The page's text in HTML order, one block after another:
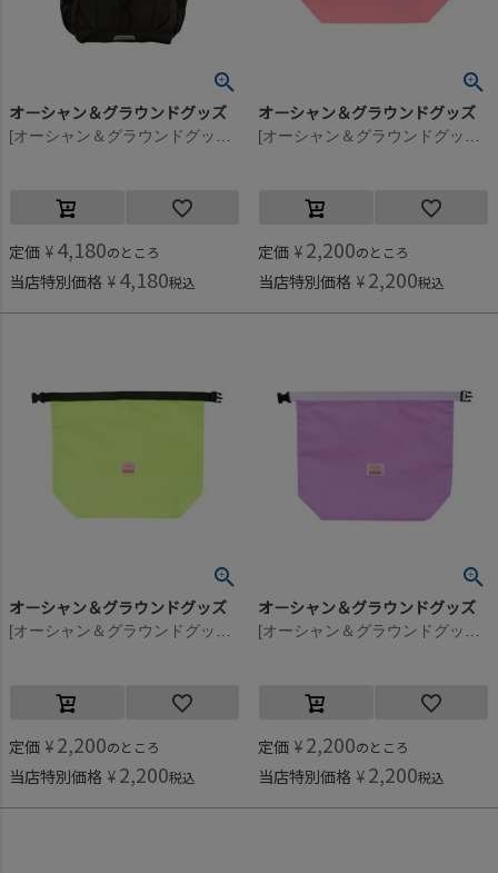
オーシャン＆グラウンドグッズ
定価 ¥ 4,180のところ
当店特別価格 ¥ 4,180税込
オーシャン＆グラウンドグッズ
定価 ¥ 2,200のところ
当店特別価格 ¥ 2,200税込
オーシャン＆グラウンドグッズ
定価 ¥ 2,200のところ
当店特別価格 ¥ 2,200税込
オーシャン＆グラウンドグッズ
定価 ¥ 2,200のところ
当店特別価格 ¥ 2,200税込